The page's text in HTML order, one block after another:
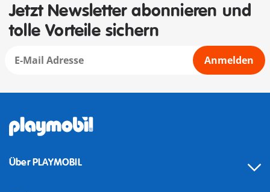
Jetzt Newsletter abonnieren und
tolle Vorteile sichern
Anmelden
Über PLAYMOBIL